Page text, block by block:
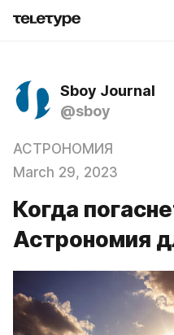
Sboy Journal
@sboy
АСТРОНОМИЯ
March 29, 2023
Когда
Астрономия